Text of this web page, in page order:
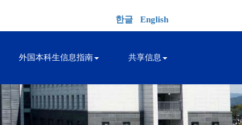
한글 English
外国本科生信息指南 共享信息